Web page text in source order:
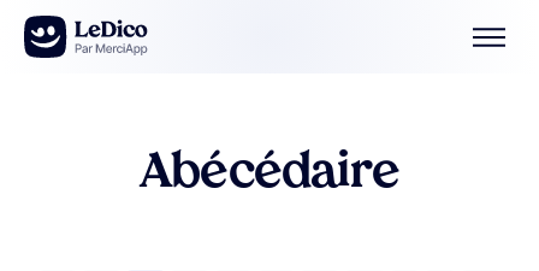
Aller au contenu
Abécédaire